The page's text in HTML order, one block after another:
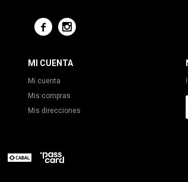
 
MI CUENTA
Mi cuenta
Mis compras
Mis direcciones